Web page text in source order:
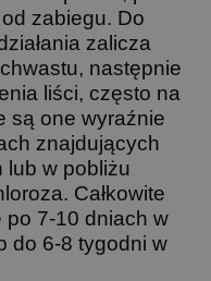
zabiegu. Do
zalicza
następnie
liści, często na
są one wyraźnie
znajdujących
lub w pobliżu
Całkowite
7-10 dniach w
do 6-8 tygodni w